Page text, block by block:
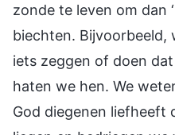
zonde te leven om dan
biechten. Bijvoorbeeld,
iets zeggen of doen
haten we hen. We
God diegenen liefheeft